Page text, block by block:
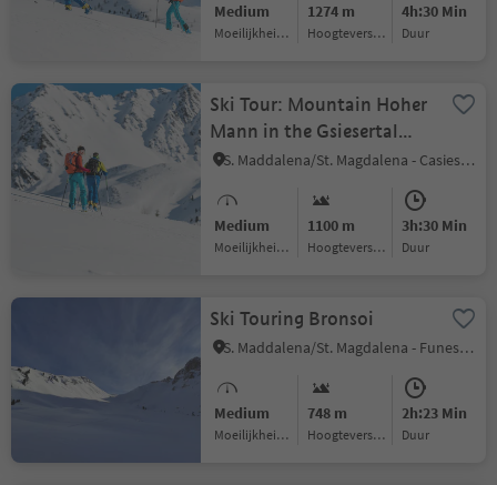
Medium
Moeilijkheidsgraad
1274 m
Hoogteverschil
4h:30 Min
Duur
Ski Tour: Mountain Hoher
Mann in the Gsiesertal
Valley
S. Maddalena/St. Magdalena - Casies/Gsies, Gsies/Valle di Casies
Medium
Moeilijkheidsgraad
1100 m
Hoogteverschil
3h:30 Min
Duur
Ski Touring Bronsoi
S. Maddalena/St. Magdalena - Funes/Villnöss, Villnöss/Funes, Dolomites Region Lüsen Villnöss
Medium
Moeilijkheidsgraad
748 m
Hoogteverschil
2h:23 Min
Duur